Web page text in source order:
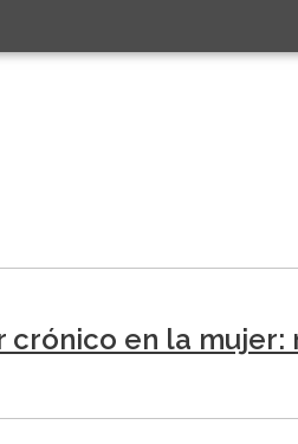
en la mujer: